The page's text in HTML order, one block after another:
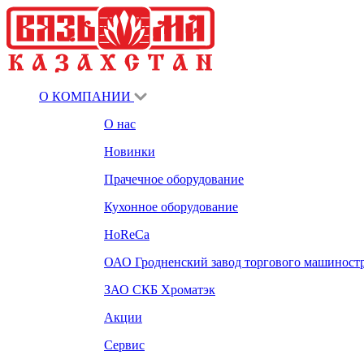
О КОМПАНИИ
О нас
Новинки
Прачечное оборудование
Кухонное оборудование
HoReCa
ОАО Гродненский завод торгового
ЗАО СКБ Хроматэк
Акции
Сервис